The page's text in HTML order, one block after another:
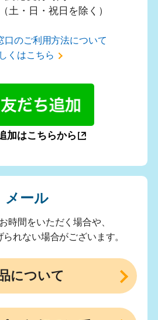
土・日・祝日を除く）
口のご利用方法について
くはこちら
加はこちらから
メール
時間をいただく場合や、
れない場合がございます。
について